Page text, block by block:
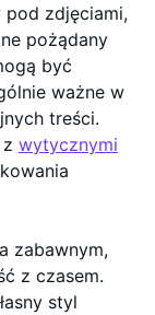
pod zdjęciami,
pożądany
być
ważne w
treści.
wytycznymi
zabawnym,
z czasem.
styl